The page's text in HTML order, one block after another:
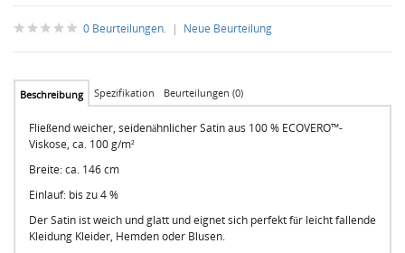
0 Beurteilungen. | Neue Beurteilung
Beschreibung Spezifikation Beurteilungen (0)
Fließend weicher, seidenähnlicher Satin aus 100 % ECOVERO™-
Viskose, ca. 100 g/m²
Breite: ca. 146 cm
Einlauf: bis zu 4 %
Der Satin ist weich und glatt und eignet sich perfekt für leicht fallende
Kleidung Kleider, Hemden oder Blusen.